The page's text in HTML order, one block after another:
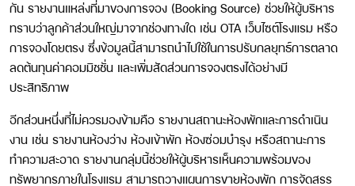
กัน รายงานแหล่งที่มาของการจอง (Booking Source) ช่วยให้ผู้บริหาร
ทราบว่าลูกค้าส่วนใหญ่มาจากช่องทางใด เช่น OTA เว็บไซต์โรงแรม หรือ
การจองโดยตรง ซึ่งข้อมูลนี้สามารถนำไปใช้ในการปรับกลยุทธ์การตลาด
ลดต้นทุนค่าคอมมิชชั่น และเพิ่มสัดส่วนการจองตรงได้อย่างมี
ประสิทธิภาพ
อีกส่วนหนึ่งที่ไม่ควรมองข้ามคือ รายงานสถานะห้องพักและการดำเนิน
งาน เช่น รายงานห้องว่าง ห้องเข้าพัก ห้องซ่อมบำรุง หรือสถานะการ
ทำความสะอาด รายงานกลุ่มนี้ช่วยให้ผู้บริหารเห็นความพร้อมของ
ทรัพยากรภายในโรงแรม สามารถวางแผนการขายห้องพัก การจัดสรร